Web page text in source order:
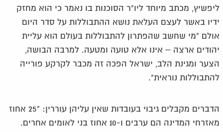
ליפשיץ, מכתב מיוחד ליו"ר הסוכנות בו נאמר כי הוא מחזק
ידיו באשר לעצם העלאת נושא ההתבוללות על סדר היום
אולם "מי שחשב שהפתרון להתבוללות בעולם הוא עליית
יהודים ארצה – אינו אלא טועה ומטעה. למרבה הבושה,
הצער ומגינת הלב, ישראל הפכה זה מכבר לקרקע פורייה
להתבוללות נוראית".
הדברים מקבלים גיבוי בעובדות שאין עליהן עוררין: "25 אחוז
מאזרחי המדינה הם ערבים ו-10 אחוז בני לאומים אחרים.